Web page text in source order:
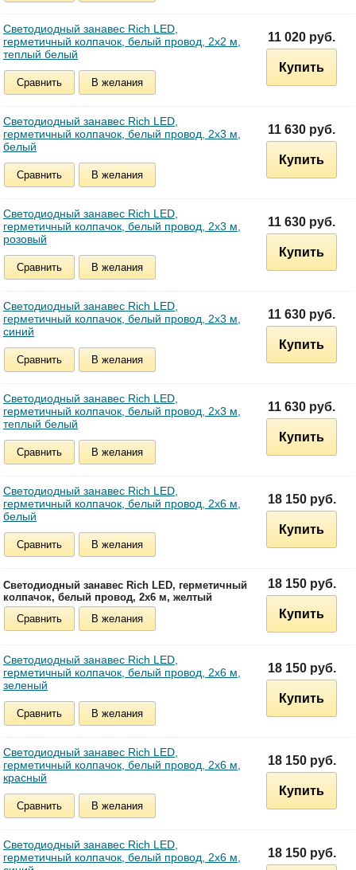
Светодиодный занавес Rich LED,
герметичный колпачок, белый провод, 2х2 м,
теплый белый
Сравнить В желания
11 020 руб.
Купить
Светодиодный занавес Rich LED,
герметичный колпачок, белый провод, 2х3 м,
белый
Сравнить В желания
11 630 руб.
Купить
Светодиодный занавес Rich LED,
герметичный колпачок, белый провод, 2х3 м,
розовый
Сравнить В желания
11 630 руб.
Купить
Светодиодный занавес Rich LED,
герметичный колпачок, белый провод, 2х3 м,
синий
Сравнить В желания
11 630 руб.
Купить
Светодиодный занавес Rich LED,
герметичный колпачок, белый провод, 2х3 м,
теплый белый
Сравнить В желания
11 630 руб.
Купить
Светодиодный занавес Rich LED,
герметичный колпачок, белый провод, 2х6 м,
белый
Сравнить В желания
18 150 руб.
Купить
Светодиодный занавес Rich LED, герметичный
колпачок, белый провод, 2х6 м, желтый
Сравнить
В желания
18 150 руб.
Купить
Светодиодный занавес Rich LED,
герметичный колпачок, белый провод, 2х6 м,
зеленый
Сравнить В желания
18 150 руб.
Купить
Светодиодный занавес Rich LED,
герметичный колпачок, белый провод, 2х6 м,
красный
Сравнить В желания
18 150 руб.
Купить
Светодиодный занавес Rich LED,
герметичный колпачок, белый провод, 2х6 м,
18 150 руб.